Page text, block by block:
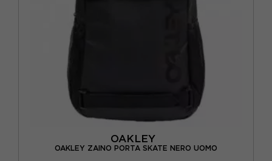
OAKLEY
OAKLEY ZAINO PORTA SKATE NERO UOMO